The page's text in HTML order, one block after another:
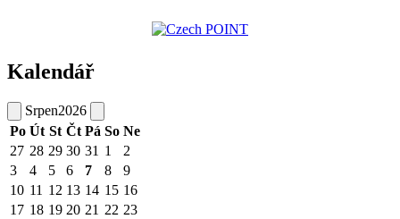
Kalendář
Srpen2026
Po Út St Čt Pá So Ne
27 28 29 30 31 1
2
3
4 5 6 7 8
9
10 11 12 13 14 15 16
17 18 19 20 21 22 23